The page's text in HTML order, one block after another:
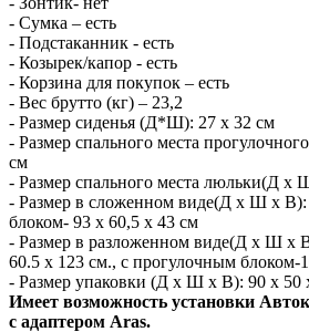
- Сумка – есть
- Подстаканник - есть
- Козырек/капор - есть
- Корзина для покупок – есть
- Вес брутто (кг) – 23,2
- Размер сиденья (Д*Ш): 27 x 32 см
- Размер спального места
см
- Размер спального места люльки(Д x
- Размер в сложенном виде(Д x Ш x
блоком- 93 x 60,5 x 43 см
- Размер в разложенном виде(Д x Ш x
60.5 x 123 см., с прогулочным блоком-
- Размер упаковки (Д x Ш x В): 90 x 50
Имеет возможность установки
с адаптером Aras.